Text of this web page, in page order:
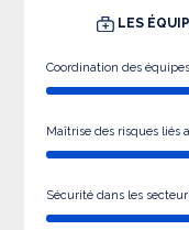
LES
Coordination des
Maîtrise des risques liés
Sécurité dans les